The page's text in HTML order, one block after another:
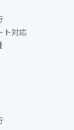
ト対応